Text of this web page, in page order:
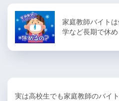
家庭教師バイト
学など長期で休め
実は高校生でも家庭教師のバイ